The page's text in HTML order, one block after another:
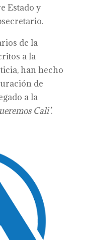
Estado y
de la
a la
han hecho
de
a la
Cali’.